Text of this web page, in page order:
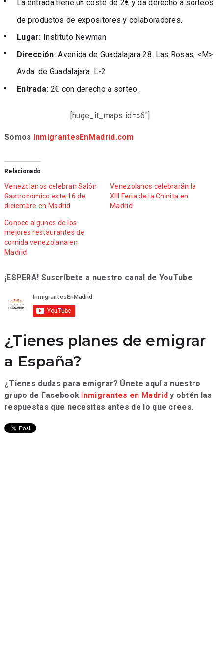
La entrada tiene un coste de 2€ y da derecho a sorteos
de productos de expositores y colaboradores.
Lugar: Instituto Newman
Dirección:Avenida de Guadalajara 28. Las Rosas, <M>
Avda. de Guadalajara. L-2
Entrada: 2€ con derecho a sorteo.
[huge_it_maps id=»6″]
Somos InmigrantesEnMadrid.com
Relacionado
Venezolanos celebran Salón
Gastronómico este 16 de
diciembre en Madrid
Venezolanos celebrarán la
XIII Feria de la Chinita en
Madrid
Conoce algunos de los
mejores restaurantes de
comida venezolana en
Madrid
¡ESPERA! Suscríbete a nuestro canal de YouTube
¿Tienes planes de emigrar
a España?
¿Tienes dudas para emigrar? Únete aquí a nuestro
grupo de Facebook Inmigrantes en Madridy obtén las
respuestas que necesitas antes de lo que crees.